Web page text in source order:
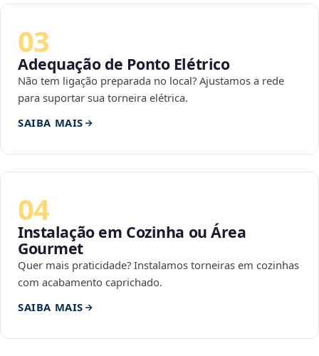
03
Adequação de Ponto Elétrico
Não tem ligação preparada no local? Ajustamos a rede
para suportar sua torneira elétrica.
SAIBA MAIS
04
Instalação em Cozinha ou Área
Gourmet
Quer mais praticidade? Instalamos torneiras em cozinhas
com acabamento caprichado.
SAIBA MAIS